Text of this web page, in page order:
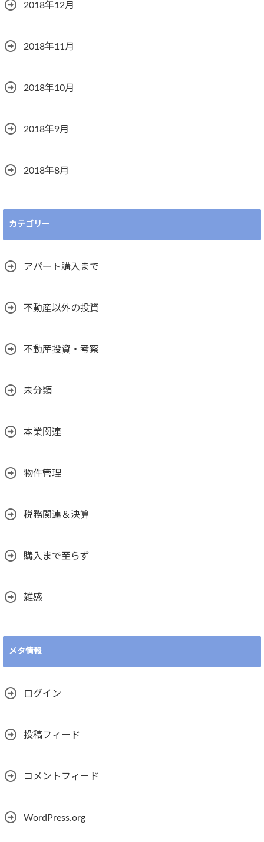
2018年12月
2018年11月
2018年10月
2018年9月
2018年8月
カテゴリー
アパート購入まで
不動産以外の投資
不動産投資・考察
未分類
本業関連
物件管理
税務関連＆決算
購入まで至らず
雑感
メタ情報
ログイン
投稿フィード
コメントフィード
WordPress.org